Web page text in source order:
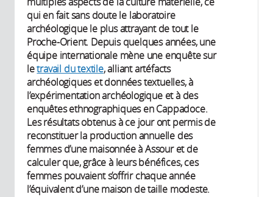
qui en fait sans doute le laboratoire
archéologique le plus attrayant de tout le
Proche-Orient. Depuis quelques années, une
équipe internationale mène une enquête sur
letravail du textile, alliant artéfacts
archéologiques et données textuelles, à
l’expérimentation archéologique et à des
enquêtes ethnographiques en Cappadoce.
Les résultats obtenus à ce jour ont permis de
reconstituer la production annuelle des
femmes d’une maisonnée à Assour et de
calculer que, grâce à leurs bénéfices, ces
femmes pouvaient s’offrir chaque année
l’équivalent d’une maison de taille modeste.